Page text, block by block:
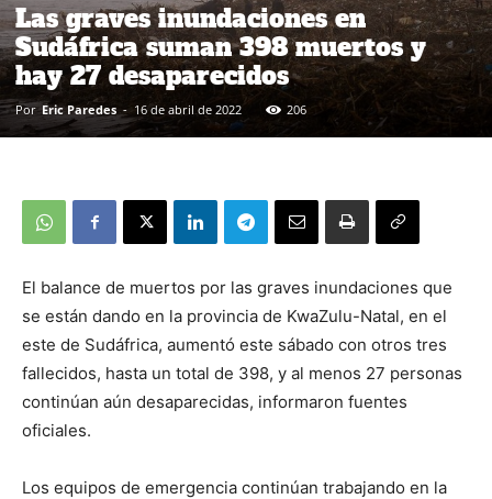
Las graves inundaciones en
Sudáfrica suman 398 muertos y
hay 27 desaparecidos
Por Eric Paredes - 16 de abril de 2022 206
El balance de muertos por las graves inundaciones que
se están dando en la provincia de KwaZulu-Natal, en el
este de Sudáfrica, aumentó este sábado con otros tres
fallecidos, hasta un total de 398, y al menos 27 personas
continúan aún desaparecidas, informaron fuentes
oficiales.
Los equipos de emergencia continúan trabajando en la